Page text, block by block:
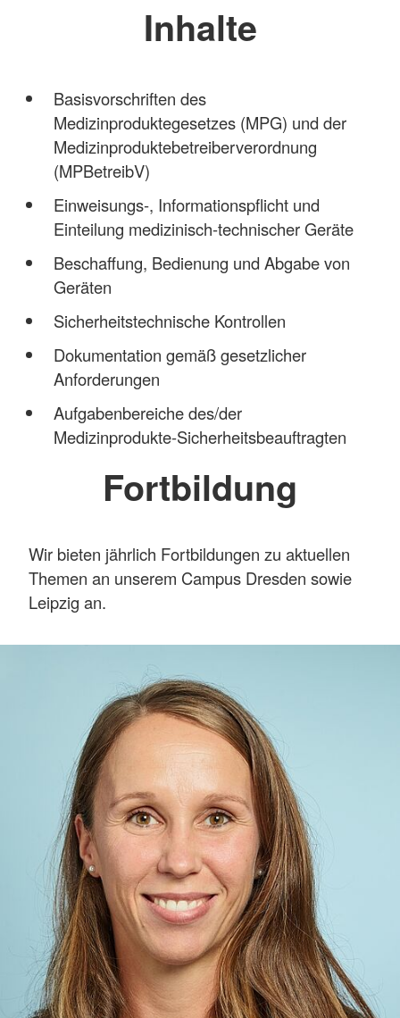
Inhalte
Basisvorschriften des
Medizinproduktegesetzes (MPG) und der
Medizinproduktebetreiberverordnung
(MPBetreibV)
Einweisungs-, Informationspflicht und
Einteilung medizinisch-technischer Geräte
Beschaffung, Bedienung und Abgabe von
Geräten
Sicherheitstechnische Kontrollen
Dokumentation gemäß gesetzlicher
Anforderungen
Aufgabenbereiche des/der
Medizinprodukte-Sicherheitsbeauftragten
Fortbildung
Wir bieten jährlich Fortbildungen zu aktuellen
Themen an unserem Campus Dresden sowie
Leipzig an.